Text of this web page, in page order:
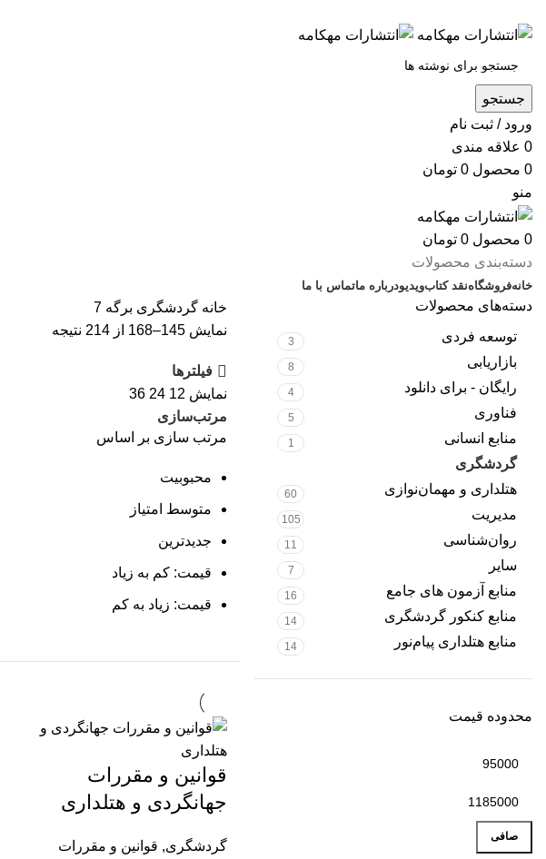
جستجو
ورود / ثبت نام
0 علاقه مندی
0 محصول 0 تومان
منو
0 محصول 0 تومان
دسته‌بندی محصولات
خانهفروشگاهنقد کتابویدیودرباره‌ ماتماس با ما
دسته‌های محصولات
توسعه فردی
3
بازاریابی 8
رایگان - برای دانلود 4
فناوری 5
منابع انسانی 1
گردشگری
هتلداری و مهمان‌نوازی 60
مدیریت 105
روان‌شناسی 11
سایر 7
منابع آزمون های جامع 16
منابع کنکور گردشگری 14
منابع هتلداری پیام‌نور 14
محدوده قیمت
صافی
خانه گردشگری برگه 7
نمایش 145–168 از 214 نتیجه
فیلترها
نمایش 12
24
36
مرتب‌سازی
مرتب سازی بر اساس
محبوبیت
متوسط امتیاز
جدیدترین
قیمت: کم به زیاد
قیمت: زیاد به کم
قوانین و مقررات
جهانگردی و هتلداری
گردشگری, قوانین و مقررات